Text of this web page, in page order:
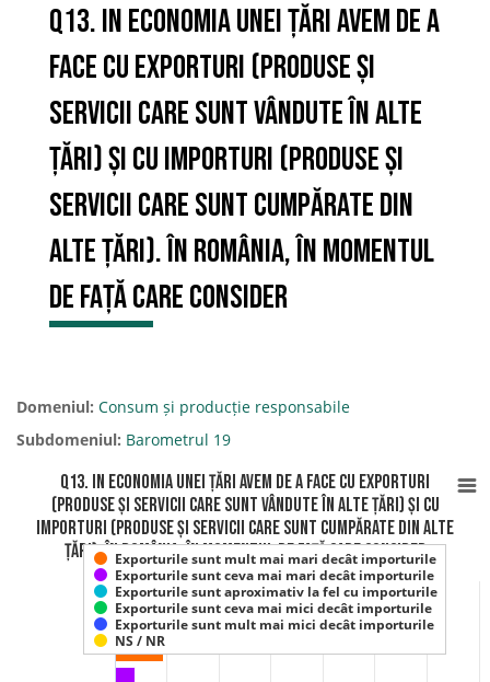
Q13. In economia unei țări avem de a
face cu exporturi (produse și
servicii care sunt vândute în alte
țări) și cu importuri (produse și
servicii care sunt cumpărate din
alte țări). În România, în momentul
de față care consider
Domeniul: Consum și producție responsabile
Subdomeniul: Barometrul 19
Q13. In economia unei țări avem de a face cu exporturi
(produse și servicii care sunt vândute în alte țări) și cu
importuri (produse și servicii care sunt cumpărate din alte
țări). În România, în momentul de față care consider
Exporturile sunt mult mai mari decât importurile
Exporturile sunt ceva mai mari decât importurile
Exporturile sunt aproximativ la fel cu importurile
Exporturile sunt ceva mai mici decât importurile
Exporturile sunt mult mai mici decât importurile
NS / NR